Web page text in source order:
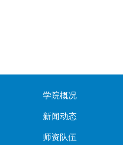
学院概况
新闻动态
师资队伍